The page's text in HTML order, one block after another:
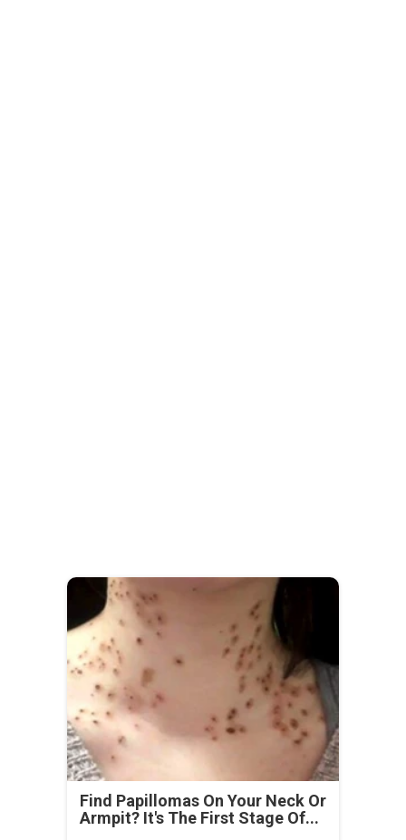
Find Papillomas On Your Neck Or
Armpit? It's The First Stage Of...